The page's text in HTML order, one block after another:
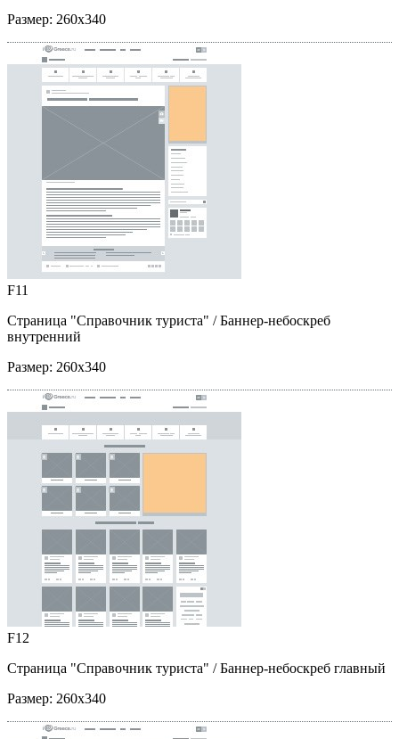
Размер: 260x340
F11
Страница "Справочник туриста" / Баннер-небоскреб
внутренний
Размер: 260x340
F12
Страница "Справочник туриста" / Баннер-небоскреб главный
Размер: 260x340